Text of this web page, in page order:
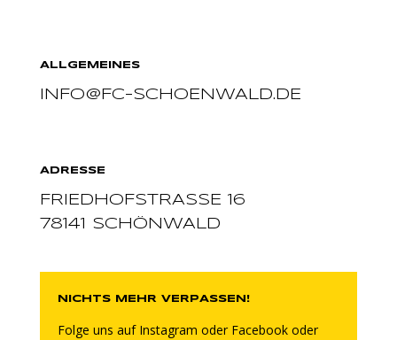
ALLGEMEINES
INFO@FC-SCHOENWALD.DE
ADRESSE
FRIEDHOFSTRASSE 16
78141 SCHÖNWALD
NICHTS MEHR VERPASSEN!
Folge uns auf Instagram oder Facebook oder